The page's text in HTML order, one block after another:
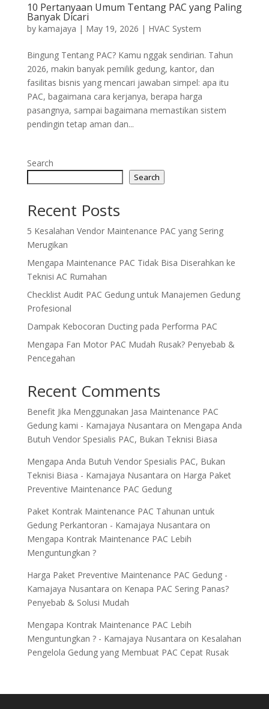
10 Pertanyaan Umum Tentang PAC yang Paling
Banyak Dicari
by kamajaya | May 19, 2026 | HVAC System
Bingung Tentang PAC? Kamu nggak sendirian. Tahun
2026, makin banyak pemilik gedung, kantor, dan
fasilitas bisnis yang mencari jawaban simpel: apa itu
PAC, bagaimana cara kerjanya, berapa harga
pasangnya, sampai bagaimana memastikan sistem
pendingin tetap aman dan...
Search
Search
Recent Posts
5 Kesalahan Vendor Maintenance PAC yang Sering
Merugikan
Mengapa Maintenance PAC Tidak Bisa Diserahkan ke
Teknisi AC Rumahan
Checklist Audit PAC Gedung untuk Manajemen Gedung
Profesional
Dampak Kebocoran Ducting pada Performa PAC
Mengapa Fan Motor PAC Mudah Rusak? Penyebab &
Pencegahan
Recent Comments
Benefit Jika Menggunakan Jasa Maintenance PAC
Gedung kami - Kamajaya Nusantara on Mengapa Anda
Butuh Vendor Spesialis PAC, Bukan Teknisi Biasa
Mengapa Anda Butuh Vendor Spesialis PAC, Bukan
Teknisi Biasa - Kamajaya Nusantara on Harga Paket
Preventive Maintenance PAC Gedung
Paket Kontrak Maintenance PAC Tahunan untuk
Gedung Perkantoran - Kamajaya Nusantara on
Mengapa Kontrak Maintenance PAC Lebih
Menguntungkan ?
Harga Paket Preventive Maintenance PAC Gedung -
Kamajaya Nusantara on Kenapa PAC Sering Panas?
Penyebab & Solusi Mudah
Mengapa Kontrak Maintenance PAC Lebih
Menguntungkan ? - Kamajaya Nusantara on Kesalahan
Pengelola Gedung yang Membuat PAC Cepat Rusak